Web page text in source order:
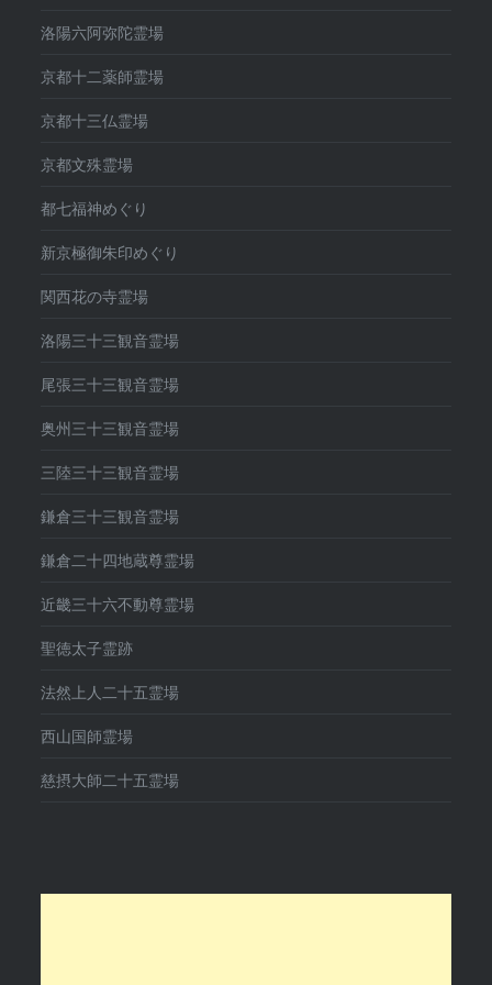
洛陽六阿弥陀霊場
京都十二薬師霊場
京都十三仏霊場
京都文殊霊場
都七福神めぐり
新京極御朱印めぐり
関西花の寺霊場
洛陽三十三観音霊場
尾張三十三観音霊場
奥州三十三観音霊場
三陸三十三観音霊場
鎌倉三十三観音霊場
鎌倉二十四地蔵尊霊場
近畿三十六不動尊霊場
聖徳太子霊跡
法然上人二十五霊場
西山国師霊場
慈摂大師二十五霊場